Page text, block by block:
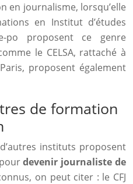
en journalisme, lorsqu’elle
en Institut d’études
po proposent ce genre
le CELSA, rattaché à
proposent également
de formation
instituts proposent
devenir journaliste de
on peut citer : le CFJ